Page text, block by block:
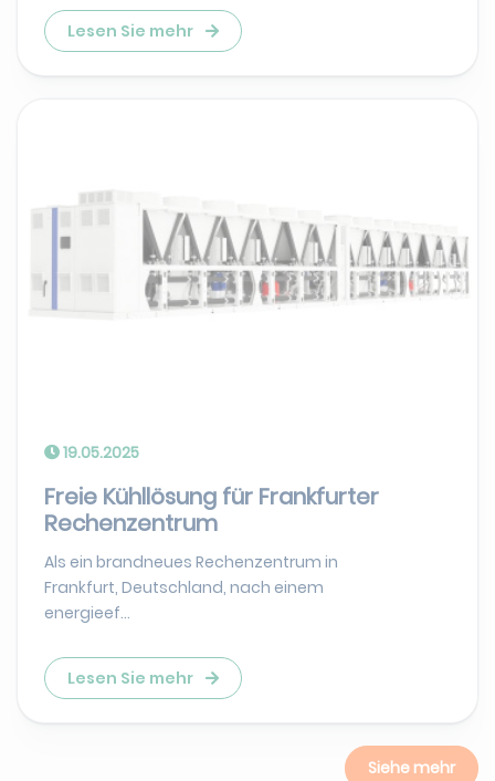
Lesen Sie mehr
19.05.2025
Freie Kühllösung für Frankfurter
Rechenzentrum
Als ein brandneues Rechenzentrum in
Frankfurt, Deutschland, nach einem
energieef...
Lesen Sie mehr
Siehe mehr